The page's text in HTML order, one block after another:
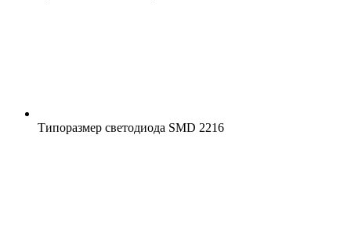
Типоразмер светодиода SMD 2216